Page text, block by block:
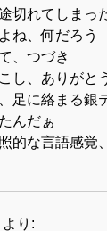
切れてしまっ
ね、何だろう
、つづき
し、ありがと
足に絡まる銀
んだぁ
的な言語感覚
より: